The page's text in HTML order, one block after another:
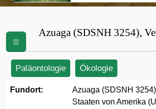
Azuaga (SDSNH 3254),
Paläontologie Ökologie
Fundort:
Azuaga (SDSNH
Staaten von Amerika